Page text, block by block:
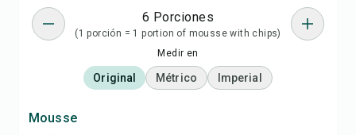
6 Porciones
(1 porción = 1 portion of mousse with chips)
Medir en
Original Métrico Imperial
Mousse